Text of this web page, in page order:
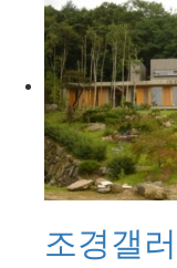
조경갤